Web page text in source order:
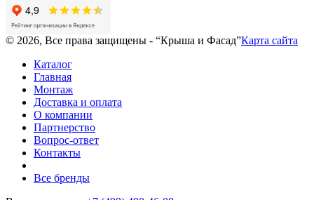
© 2026, Все права защищены - “Крыша и Фасад”Карта сайта
Каталог
Главная
Монтаж
Доставка и оплата
О компании
Партнерство
Вопрос-ответ
Контакты
Все бренды